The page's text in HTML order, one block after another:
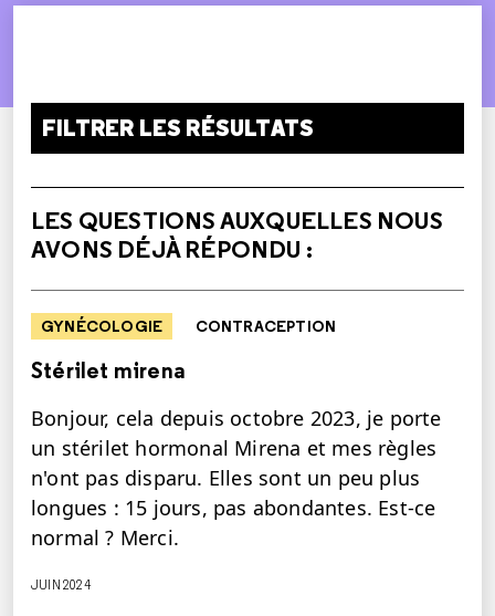
FILTRER LES RÉSULTATS
LES QUESTIONS AUXQUELLES NOUS
AVONS DÉJÀ RÉPONDU :
GYNÉCOLOGIE CONTRACEPTION
Stérilet mirena
Bonjour, cela depuis octobre 2023, je porte
un stérilet hormonal Mirena et mes règles
n'ont pas disparu. Elles sont un peu plus
longues : 15 jours, pas abondantes. Est-ce
normal ? Merci.
JUIN 2024